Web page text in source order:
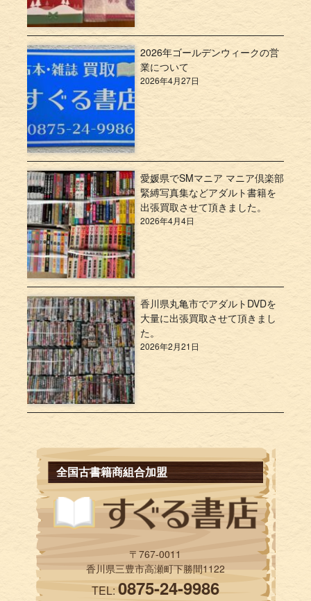
2026年ゴールデンウィークの営
業について
2026年4月27日
愛媛県でSMマニア マニア倶楽部
緊縛写真集などアダルト書籍を
出張買取させて頂きました。
2026年4月4日
香川県丸亀市でアダルトDVDを
大量に出張買取させて頂きまし
た。
2026年2月21日
全国古書籍商組合加盟
〒767-0011
香川県三豊市高瀬町下勝間1122
TEL:0875-24-9986